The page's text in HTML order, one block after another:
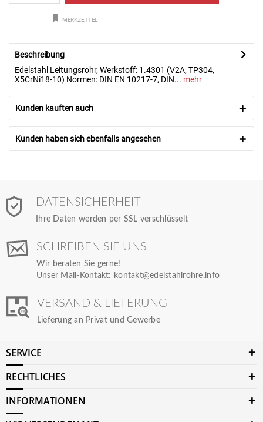
MERKZETTEL
Beschreibung
Edelstahl Leitungsrohr, Werkstoff: 1.4301 (V2A, TP304,
X5CrNi18-10) Normen: DIN EN 10217-7, DIN... mehr
Kunden kauften auch
Kunden haben sich ebenfalls angesehen
DATENSICHERHEIT
Ihre Daten werden per SSL verschlüsselt
SCHREIBEN SIE UNS
Wir beraten Sie gerne!
Unser Mail-Kontakt: kontakt@edelstahlrohre.info
VERSAND & LIEFERUNG
Lieferung an Privat und Gewerbe
SERVICE
RECHTLICHES
INFORMATIONEN